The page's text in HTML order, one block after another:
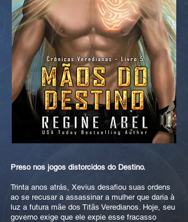
Preso nos jogos distorcidos do Destino.
Trinta anos atrás, Xevius desafiou suas ordens
ao se recusar a assassinar a mulher que daria à
luz a futura mãe dos Titãs Veredianos. Hoje, seu
governo exige que ele expie esse fracasso